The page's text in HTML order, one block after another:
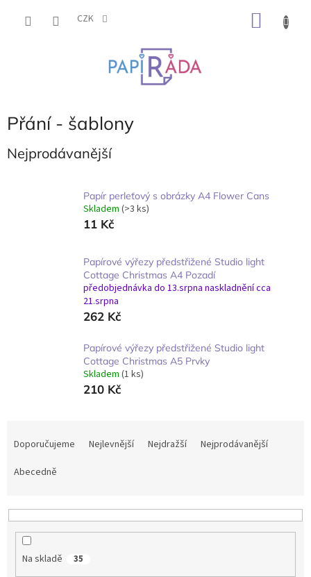
CZK
Přání - šablony
Nejprodávanější
Papír perleťový s obrázky A4 Flower Cans
Skladem (>3 ks)
11 Kč
Papírové výřezy předstřižené Studio light
Cottage Christmas A4 Pozadí
předobjednávka do 13.srpna naskladnění cca
21.srpna
262 Kč
Papírové výřezy předstřižené Studio light
Cottage Christmas A5 Prvky
Skladem (1 ks)
210 Kč
a
p
Doporučujeme Nejlevnější Nejdražší
Nejprodávanější
Abecedně
Na skladě 35